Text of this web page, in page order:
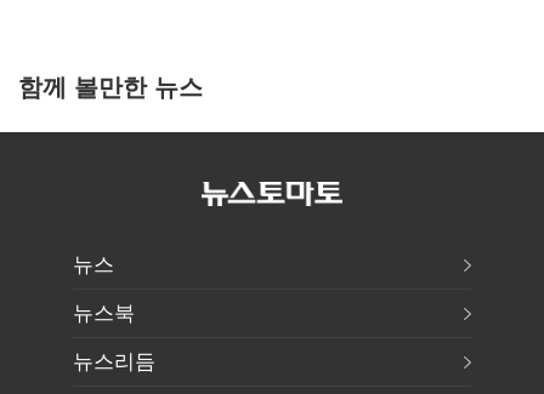
함께 볼만한 뉴스
뉴스
뉴스북
뉴스리듬